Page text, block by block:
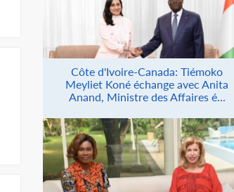
Côte d'Ivoire-Canada: Tiémoko
Meyliet Koné échange avec Anita
Anand, Ministre des Affaires é...